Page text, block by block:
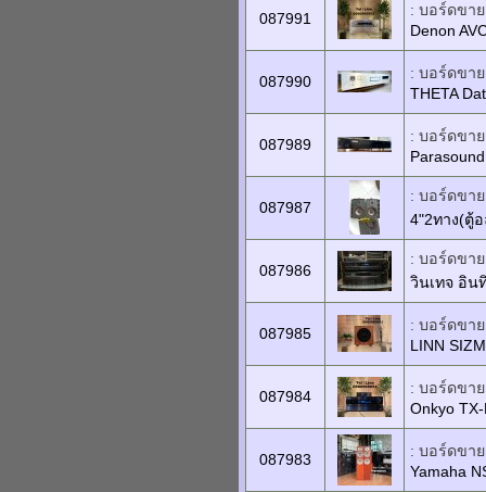
087991
: บอร์ดขาย
Denon
087990
: บอร์ดขาย
THETA
087989
: บอร์ดขาย
087987
: บอร์ดขาย
4"2ทาง(ตู้
087986
: บอร์ดขาย
วินเทจ อิน
087985
: บอร์ดขาย
LINN
087984
: บอร์ดขาย
Onkyo
087983
: บอร์ดขาย
Yamaha